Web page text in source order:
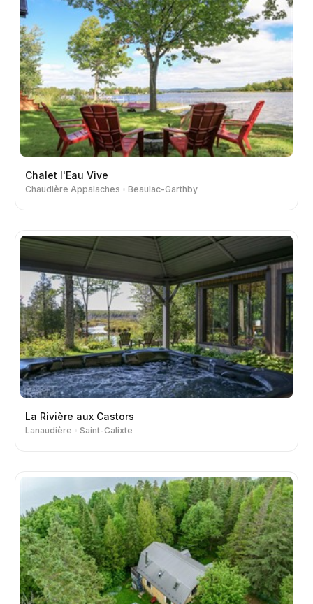
Chalet l'Eau Vive
Chaudière Appalaches Beaulac-Garthby
La Rivière aux Castors
Lanaudière Saint-Calixte